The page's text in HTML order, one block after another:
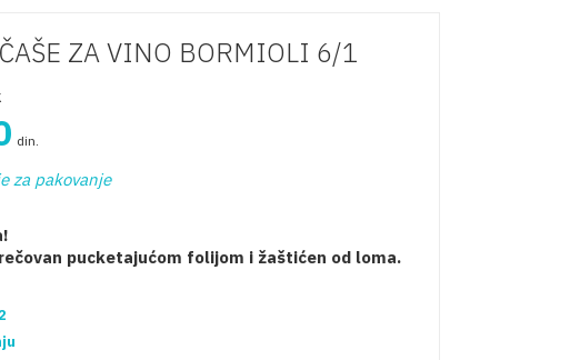
ZA VINO BORMIOLI 6/1
din.
za pakovanje
pucketajućom folijom i žaštićen od loma.